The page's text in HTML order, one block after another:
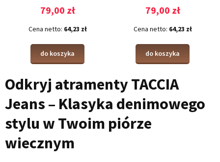
79,00 zł
Cena netto: 64,23 zł
do koszyka
79,00 zł
Cena netto: 64,23 zł
do koszyka
Odkryj atramenty TACCIA
Jeans – Klasyka denimowego
stylu w Twoim piórze
wiecznym